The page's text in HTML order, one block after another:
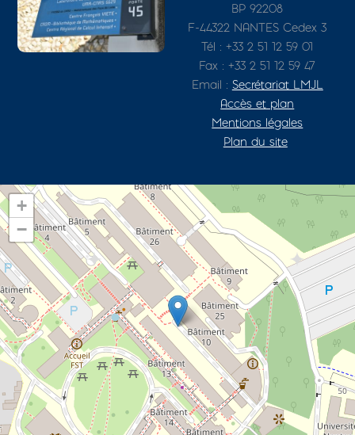
BP 92208
F-44322 NANTES Cedex 3
Tél : +33 2 51 12 59 01
Fax : +33 2 51 12 59 47
Email : Secrétariat LMJL
Accès et plan
Mentions légales
Plan du site
+
−